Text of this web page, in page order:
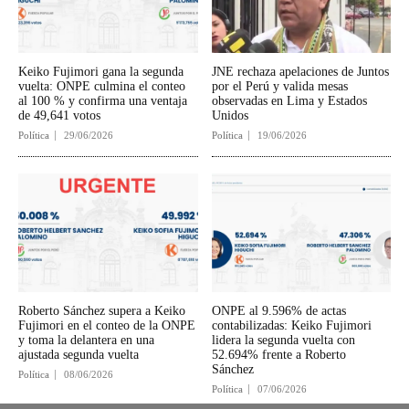
Keiko Fujimori gana la segunda
vuelta: ONPE culmina el conteo
al 100 % y confirma una ventaja
de 49,641 votos
Política 29/06/2026
JNE rechaza apelaciones de Juntos
por el Perú y valida mesas
observadas en Lima y Estados
Unidos
Política 19/06/2026
Roberto Sánchez supera a Keiko
Fujimori en el conteo de la ONPE
y toma la delantera en una
ajustada segunda vuelta
Política 08/06/2026
ONPE al 9.596% de actas
contabilizadas: Keiko Fujimori
lidera la segunda vuelta con
52.694% frente a Roberto
Sánchez
Política 07/06/2026